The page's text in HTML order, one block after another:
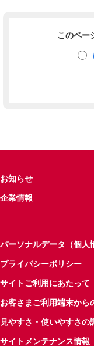
このペー
お知らせ
企業情報
パーソナルデータ（個人
プライバシーポリシー
サイトご利用にあたって
お客さまご利用端末から
見やすさ・使いやすさの
サイトメンテナンス情報